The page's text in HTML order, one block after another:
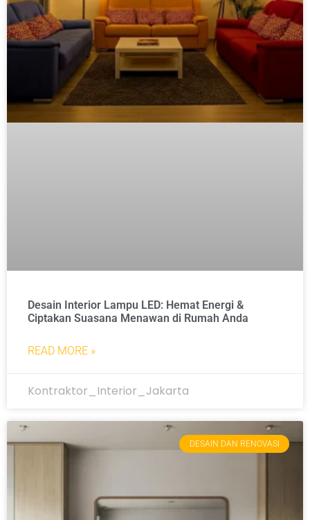
Desain Interior Lampu LED: Hemat Energi &
Ciptakan Suasana Menawan di Rumah Anda
READ MORE »
Kontraktor_Interior_Jakarta
DESAIN DAN RENOVASI